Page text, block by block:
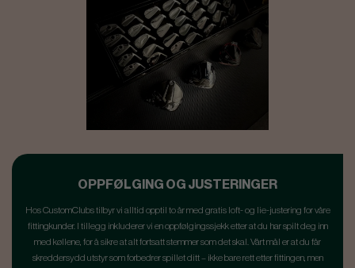
OPPFØLGING OG JUSTERINGER
Hos CustomClubs tilbyr vi alltid opptil to år med gratis loft- og lie-justering for våre
fittingkunder. I tillegg inkluderer vi en oppfølgingssjekk etter at du har spilt deg inn
med køllene, for å sikre at alt fortsatt stemmer som det skal. Vårt mål er at du får
skreddersydd utstyr som forbedrer spillet ditt – ikke bare rett etter fittingen, men